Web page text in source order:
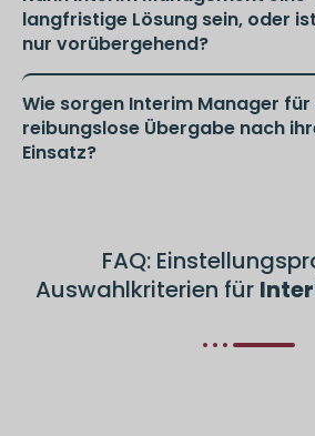
langfristige Lösung sein, oder
nur vorübergehend?
Wie sorgen Interim Manager für
reibungslose Übergabe nach
Einsatz?
FAQ:
Auswahlkriterien für